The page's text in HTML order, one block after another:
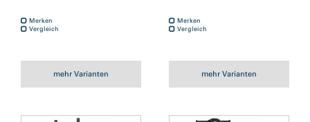
Merken
Vergleich
mehr Varianten
Merken
Vergleich
mehr Varianten